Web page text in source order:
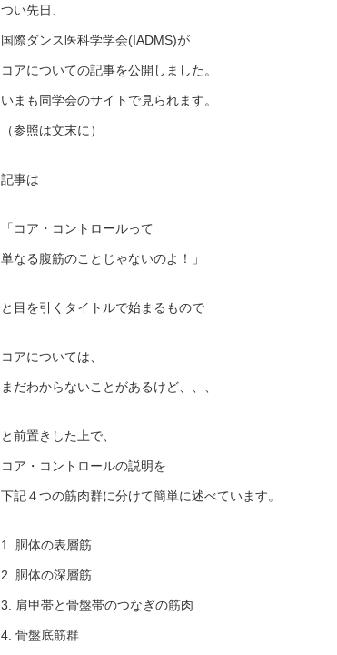
つい先日、
国際ダンス医科学学会(IADMS)が
コアについての記事を公開しました。
いまも同学会のサイトで見られます。
（参照は文末に）
記事は
「コア・コントロールって
単なる腹筋のことじゃないのよ！」
と目を引くタイトルで始まるもので
コアについては、
まだわからないことがあるけど、、、
と前置きした上で、
コア・コントロールの説明を
下記４つの筋肉群に分けて簡単に述べています。
1. 胴体の表層筋
2. 胴体の深層筋
3. 肩甲帯と骨盤帯のつなぎの筋肉
4. 骨盤底筋群